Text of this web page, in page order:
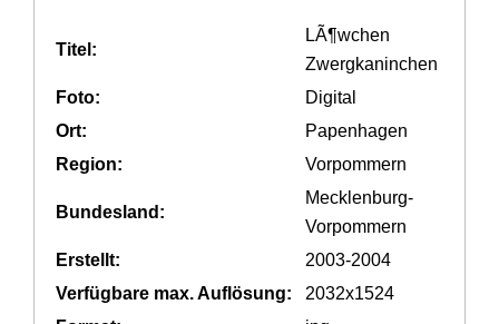
Titel:
LÃ¶wchen
Zwergkaninchen
Foto:
Digital
Ort:
Papenhagen
Region:
Vorpommern
Bundesland:
Mecklenburg-
Vorpommern
Erstellt:
2003-2004
Verfügbare max. Auflösung:
2032x1524